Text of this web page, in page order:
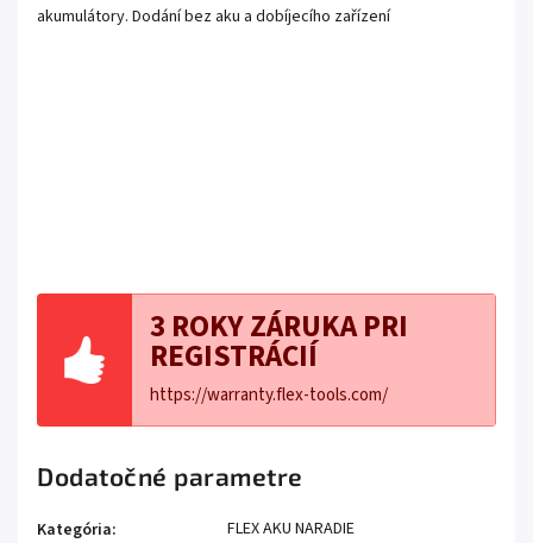
akumulátory. Dodání bez aku a dobíjecího zařízení
3 ROKY ZÁRUKA PRI
REGISTRÁCIÍ
https://warranty.flex-tools.com/
Dodatočné parametre
Kategória:
FLEX AKU NARADIE